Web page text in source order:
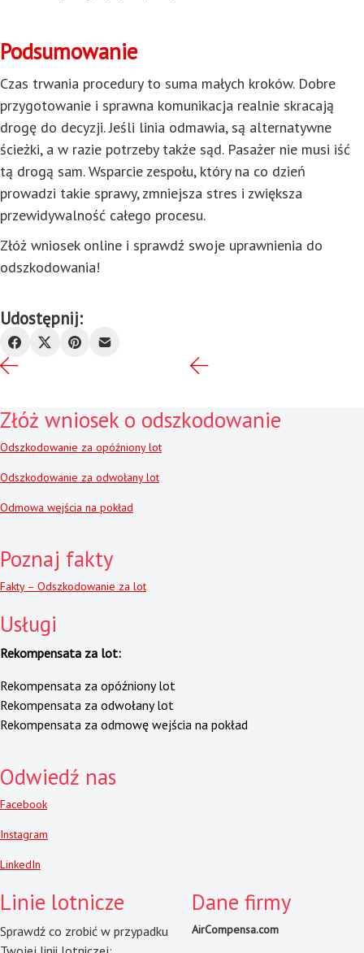
Podsumowanie
Czas trwania procedury to suma małych kroków. Dobre
przygotowanie i sprawna komunikacja realnie skracają
drogę do decyzji. Jeśli linia odmawia, są alternatywne
ścieżki, a w razie potrzeby także sąd. Pasażer nie musi iść
tą drogą sam. Wsparcie zespołu, który na co dzień
prowadzi takie sprawy, zmniejsza stres i zwiększa
przewidywalność całego procesu.
Złóż wniosek online i sprawdź swoje uprawnienia do
odszkodowania!
Udostępnij:
Złóż wniosek o odszkodowanie
Odszkodowanie za opóźniony lot
Odszkodowanie za odwołany lot
Odmowa wejścia na pokład
Poznaj fakty
Fakty – Odszkodowanie za lot
Usługi
Rekompensata za lot:
Rekompensata za opóźniony lot
Rekompensata za odwołany lot
Rekompensata za odmowę wejścia na pokład
Odwiedź nas
Facebook
Instagram
LinkedIn
Linie lotnicze
Sprawdź co zrobić w przypadku
Dane firmy
AirCompensa.com